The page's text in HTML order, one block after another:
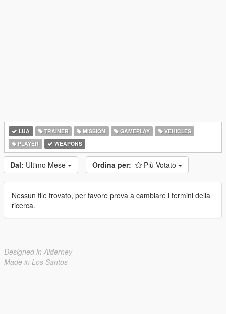
LUA TRAINER MISSION GAMEPLAY
VEHICLES
PLAYER
WEAPONS
Dal: Ultimo Mese Ordina per: Più Votato
Nessun file trovato, per favore prova a cambiare i termini della
ricerca.
Designed in Alderney
Made in Los Santos